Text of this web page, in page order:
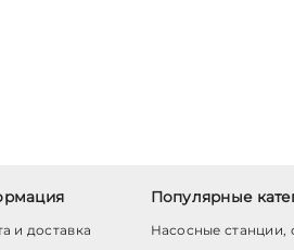
и доставка
Популярные
Насосные